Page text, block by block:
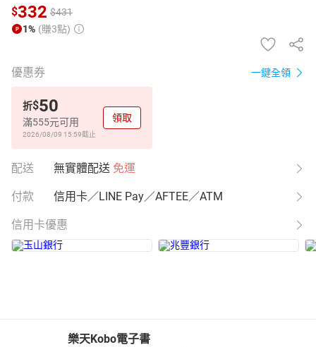
$332 $431
1% (賺3點)
優惠券 一鍵全領
折$50
滿555元可用
2026/08/09 15:59截止
領取
配送 無實體配送 免運
付款 信用卡／LINE Pay／AFTEE／ATM
信用卡優惠
樂天Kobo電子書